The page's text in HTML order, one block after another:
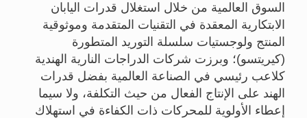
السوق العالمية من خلال استغلال قدرات اليابان
الابتكارية المعقدة في التقنيات المتقدمة وموثوقية
المنتج ولوجستيات سلسلة التوريد المتطورة
(كيريتسو)؛ وبرزت شركات الدراجات النارية الهندية
كلاعب رئيسي في الصناعة العالمية بفضل قدرات
الهند على الإنتاج الفعال من حيث التكلفة، ولا سيما
إعطاء الأولوية للمحركات ذات الكفاءة في استهلاك